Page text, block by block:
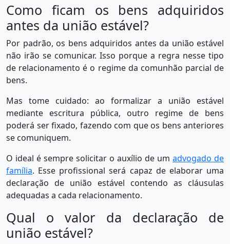
Como ficam os bens adquiridos
antes da união estável?
Por padrão, os bens adquiridos antes da união estável
não irão se comunicar. Isso porque a regra nesse tipo
de relacionamento é o regime da comunhão parcial de
bens.
Mas tome cuidado: ao formalizar a união estável
mediante escritura pública, outro regime de bens
poderá ser fixado, fazendo com que os bens anteriores
se comuniquem.
O ideal é sempre solicitar o auxílio de um advogado de
família. Esse profissional será capaz de elaborar uma
declaração de união estável contendo as cláusulas
adequadas a cada relacionamento.
Qual o valor da declaração de
união estável?